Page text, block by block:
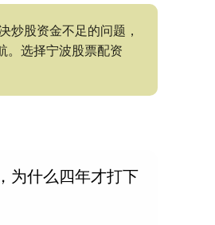
炒股资金不足的问题，
。选择宁波股票配资
为什么四年才打下